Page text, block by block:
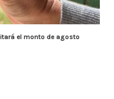
el monto de agosto